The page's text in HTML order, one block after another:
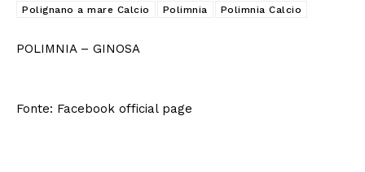
Polignano a mare Calcio
Polimnia Polimnia Calcio
POLIMNIA – GINOSA
Fonte: Facebook official page